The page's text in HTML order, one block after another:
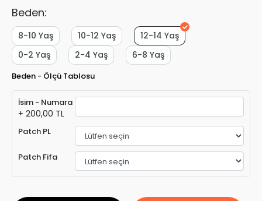
Beden:
12-14 Yaş
10-12 Yaş
8-10 Yaş
6-8 Yaş
2-4 Yaş
0-2 Yaş
Beden - Ölçü Tablosu
İsim - Numara
+ 200,00 TL
Patch PL
Patch Fifa